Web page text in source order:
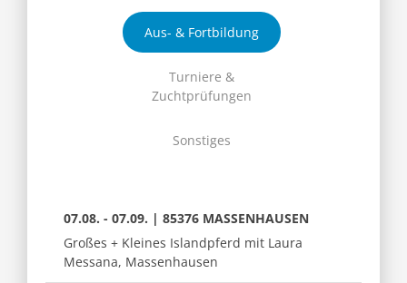
Aus- & Fortbildung
Turniere &
Zuchtprüfungen
Sonstiges
07.08. - 07.09. | 85376 MASSENHAUSEN
Großes + Kleines Islandpferd mit Laura
Messana, Massenhausen